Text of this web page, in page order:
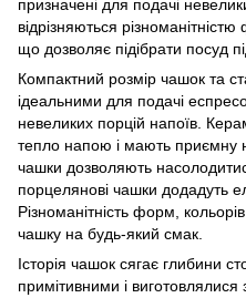
призначені для подачі
відрізняються
що дозволяє підібрати посуд
Компактний розмір чашок та
ідеальними для подачі
невеликих порцій напоїв.
тепло напою і мають приємну
чашки дозволяють
порцелянові чашки додадуть
Різноманітність форм,
чашку на будь-який смак.
Історія чашок сягає глибини
примітивними і виготовлялися